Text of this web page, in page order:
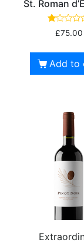
St. Roman
1.
00
ou
t
£75.00
Add to